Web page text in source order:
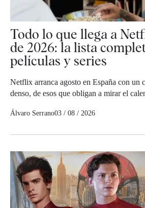
Todo lo que llega a
de 2026: la lista
películas y series
Netflix arranca agosto en España con un
denso, de esos que obligan a mirar el
Álvaro Serrano03 / 08 / 2026